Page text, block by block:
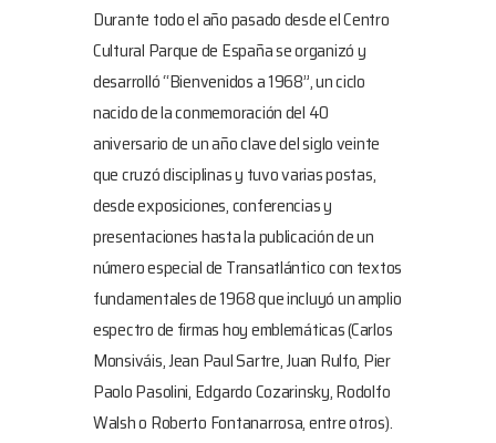
Durante todo el año pasado desde el Centro
Cultural Parque de España se organizó y
desarrolló “Bienvenidos a 1968”, un ciclo
nacido de la conmemoración del 40
aniversario de un año clave del siglo veinte
que cruzó disciplinas y tuvo varias postas,
desde exposiciones, conferencias y
presentaciones hasta la publicación de un
número especial de Transatlántico con textos
fundamentales de 1968 que incluyó un amplio
espectro de firmas hoy emblemáticas (Carlos
Monsiváis, Jean Paul Sartre, Juan Rulfo, Pier
Paolo Pasolini, Edgardo Cozarinsky, Rodolfo
Walsh o Roberto Fontanarrosa, entre otros).